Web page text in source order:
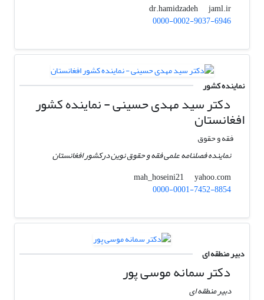
dr.hamidzadeh
jaml.ir
0000-0002-9037-6946
نماینده کشور
دکتر سید مهدی حسینی - نماینده کشور
افغانستان
فقه و حقوق
نماینده فصلنامه علمی فقه و حقوق نوین درکشور افغانستان
mah_hoseini21
yahoo.com
0000-0001-7452-8854
دبیر منطقه ای
دکتر سمانه موسی پور
دبیر منطقه ای